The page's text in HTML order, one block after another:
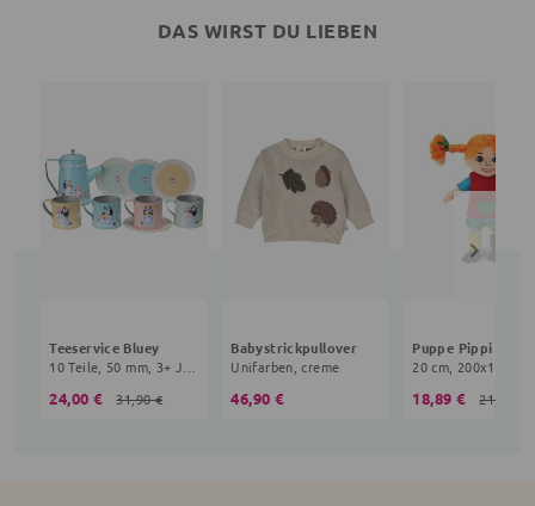
DAS WIRST DU LIEBEN
Teeservice Bluey
24,00 € 31,90 €
Babystrickpullover
Unifarben, creme
46,90 € 18,89 € 21,90 €